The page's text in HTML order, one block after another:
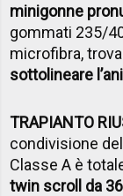
minigonne
gommati 235/
microfibra,
sottolineare
TRAPIANTO
condivisione
Classe A è
twin scroll da